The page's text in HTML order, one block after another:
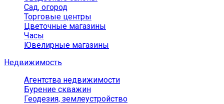
Сад, огород
Торговые центры
Цветочные магазины
Часы
Ювелирные магазины
Недвижимость
Агентства недвижимости
Бурение скважин
Геодезия, землеустройство